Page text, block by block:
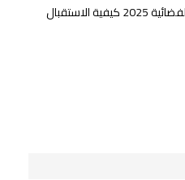
تردد قناة CBC الفضائية 2025 كيفية الاستقبال